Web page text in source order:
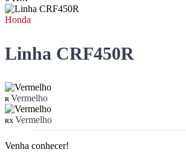
Honda
Linha CRF450R
RVermelho
RX Vermelho
Venha conhecer!